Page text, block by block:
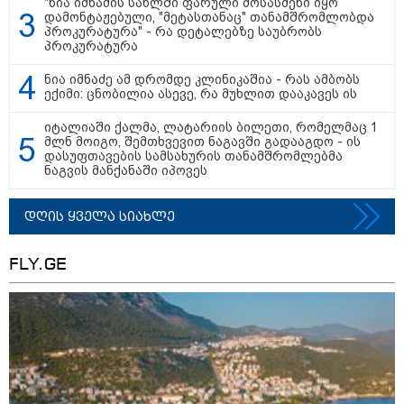
თბილისი - ჰერაკლიონი 1540.90
ლარიდან
ლარიდან
თბილისი - რომი 1364.80 ლარიდან
დამონტაჟებული, "მეტასთანაც" თანამშრომლობდა
პროკურატურა" - რა დეტალებზე საუბრობს
პროკურატურა
ნია იმნაძე ამ დრომდე კლინიკაშია - რას ამბობს
ექიმი: ცნობილია ასევე, რა მუხლით დააკავეს ის
იტალიაში ქალმა, ლატარიის ბილეთი, რომელმაც 1
მლნ მოიგო, შემთხვევით ნაგავში გადააგდო - ის
დასუფთავების სამსახურის თანამშრომლებმა
ნაგვის მანქანაში იპოვეს
დღის ყველა სიახლე
FLY.GE